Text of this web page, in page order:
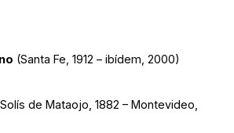
(Santa Fe, 1912 – ibídem, 2000)
de Mataojo, 1882 – Montevideo,